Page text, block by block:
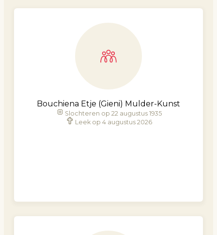
Bouchiena Etje (Gieni) Mulder-Kunst
Slochteren op 22 augustus 1935
Leek op 4 augustus 2026